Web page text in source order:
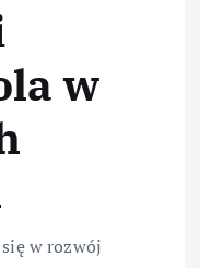
w
w rozwój